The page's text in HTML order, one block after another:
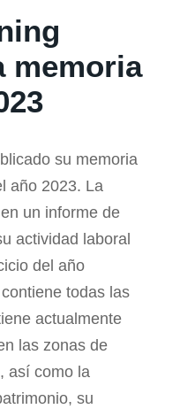
memoria
su memoria
año 2023. La
un informe de
actividad laboral
del año
todas las
actualmente
las zonas de
así como la
su